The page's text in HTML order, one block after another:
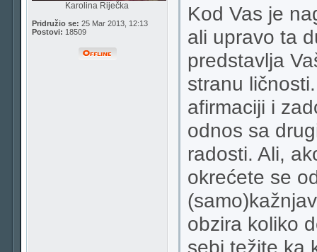
Karolina Riječka
Pridružio se: 25 Mar 2013, 12:13
Postovi: 18509
Kod Vas je
ali upravo ta
predstavlja
stranu
afirmaciji i
odnos sa
radosti. Ali,
okrećete se
obzira koliko
sebi težite ka